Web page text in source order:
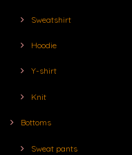
Sweatshirt
Hoodie
Y-shirt
Knit
Bottoms
Sweat pants